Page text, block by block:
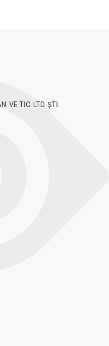
VE TİC. LTD. ŞTİ.